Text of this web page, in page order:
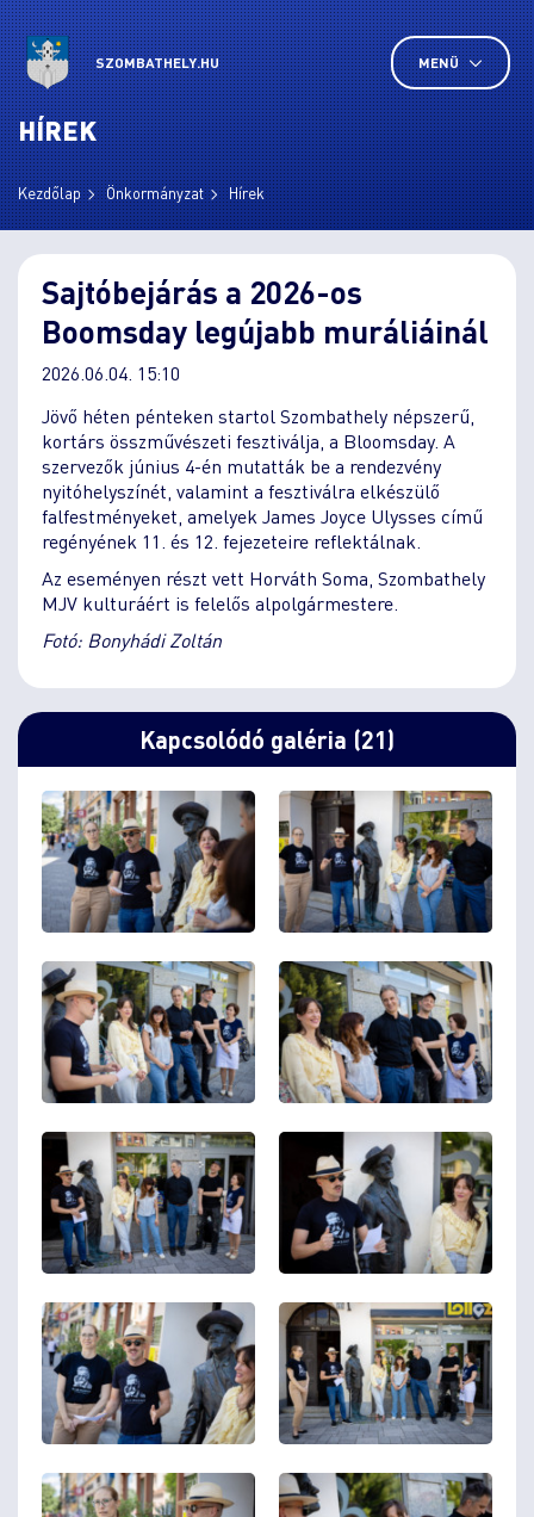
SZOMBATHELY.HU MENÜ
HÍREK
Kezdőlap Önkormányzat Hírek
Sajtóbejárás a 2026-os
Boomsday legújabb muráliáinál
2026.06.04. 15:10
Jövő héten pénteken startol Szombathely népszerű,
kortárs összművészeti fesztiválja, a Bloomsday. A
szervezők június 4-én mutatták be a rendezvény
nyitóhelyszínét, valamint a fesztiválra elkészülő
falfestményeket, amelyek James Joyce Ulysses című
regényének 11. és 12. fejezeteire reflektálnak.
Az eseményen részt vett Horváth Soma, Szombathely
MJV kulturáért is felelős alpolgármestere.
Fotó: Bonyhádi Zoltán
Kapcsolódó galéria (21)